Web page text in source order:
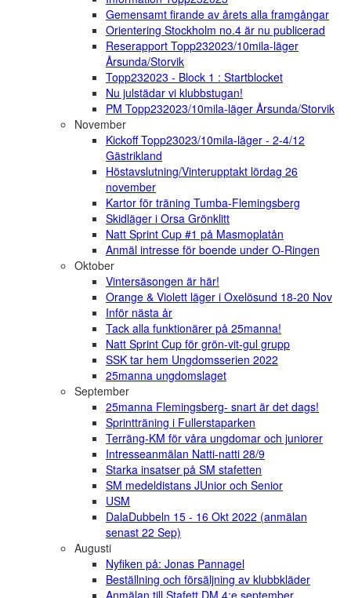
Gemensamt firande av årets alla framgångar
Orientering Stockholm no.4 är nu publicerad
Reserapport Topp232023/10mila-läger
Årsunda/Storvik
Topp232023 - Block 1 : Startblocket
Nu julstädar vi klubbstugan!
PM Topp232023/10mila-läger Årsunda/Storvik
November
Kickoff Topp23023/10mila-läger - 2-4/12
Gästrikland
Höstavslutning/Vinterupptakt lördag 26
november
Kartor för träning Tumba-Flemingsberg
Skidläger i Orsa Grönklitt
Natt Sprint Cup #1 på Masmoplatån
Anmäl intresse för boende under O-Ringen
Oktober
Vintersäsongen är här!
Orange & Violett läger i Oxelösund 18-20 Nov
Inför nästa år
Tack alla funktionärer på 25manna!
Natt Sprint Cup för grön-vit-gul grupp
SSK tar hem Ungdomsserien 2022
25manna ungdomslaget
September
25manna Flemingsberg- snart är det dags!
Sprintträning i Fullerstaparken
Terräng-KM för våra ungdomar och juniorer
Intresseanmälan Natti-natti 28/9
Starka insatser på SM stafetten
SM medeldistans JUnior och Senior
USM
DalaDubbeln 15 - 16 Okt 2022 (anmälan
senast 22 Sep)
Augusti
Nyfiken på: Jonas Pannagel
Beställning och försäljning av klubbkläder